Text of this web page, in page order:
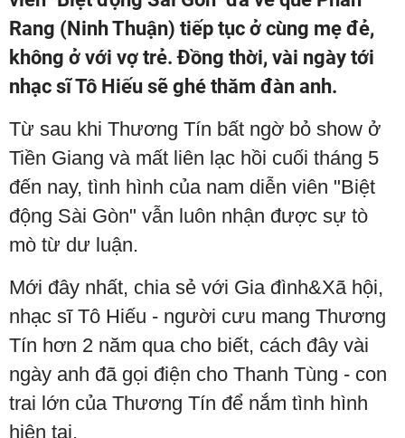
Rang (Ninh Thuận) tiếp tục ở cùng mẹ đẻ,
không ở với vợ trẻ. Đồng thời, vài ngày tới
nhạc sĩ Tô Hiếu sẽ ghé thăm đàn anh.
Từ sau khi Thương Tín bất ngờ bỏ show ở
Tiền Giang và mất liên lạc hồi cuối tháng 5
đến nay, tình hình của nam diễn viên "Biệt
động Sài Gòn" vẫn luôn nhận được sự tò
mò từ dư luận.
Mới đây nhất, chia sẻ với Gia đình&Xã hội,
nhạc sĩ Tô Hiếu - người cưu mang Thương
Tín hơn 2 năm qua cho biết, cách đây vài
ngày anh đã gọi điện cho Thanh Tùng - con
trai lớn của Thương Tín để nắm tình hình
hiện tại.